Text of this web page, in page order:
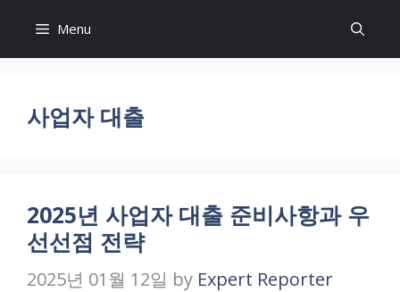
content
Menu
사업자 대출
2025년 사업자 대출 준비사항과 우
선선점 전략
2025년 01월 12일 by Expert Reporter